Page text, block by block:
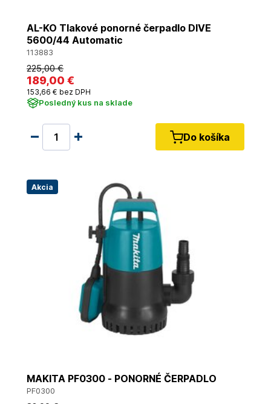
AL-KO Tlakové ponorné čerpadlo DIVE
5600/44 Automatic
113883
225,00 €
189,00 €
153,66 € bez DPH
Posledný kus na sklade
Do košíka
Akcia
MAKITA PF0300 - PONORNÉ ČERPADLO
PF0300